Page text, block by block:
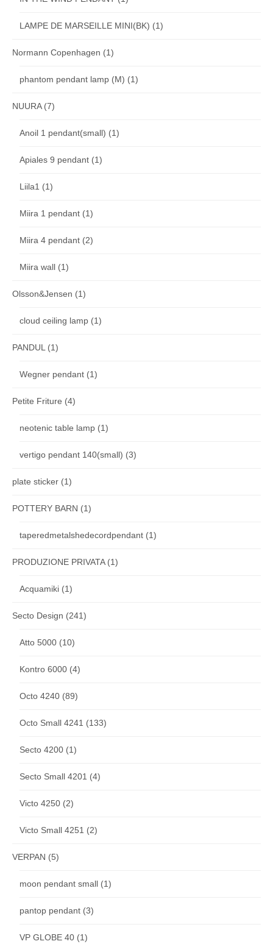
LAMPE DE MARSEILLE MINI(BK) (1)
Normann Copenhagen (1)
phantom pendant lamp (M) (1)
NUURA(7)
Anoil 1 pendant(small) (1)
Apiales 9 pendant (1)
Liila1 (1)
Miira 1 pendant (1)
Miira 4 pendant (2)
Miira wall (1)
Olsson&Jensen (1)
cloud ceiling lamp (1)
PANDUL (1)
Wegner pendant (1)
Petite Friture (4)
neotenic table lamp (1)
vertigo pendant 140(small) (3)
plate sticker (1)
POTTERY BARN (1)
taperedmetalshedecordpendant (1)
PRODUZIONE PRIVATA(1)
Acquamiki (1)
Secto Design (241)
Atto 5000 (10)
Kontro 6000 (4)
Octo 4240 (89)
Octo Small 4241 (133)
Secto 4200 (1)
Secto Small 4201 (4)
Victo 4250 (2)
Victo Small 4251 (2)
VERPAN (5)
moon pendant small (1)
pantop pendant (3)
VP GLOBE 40 (1)